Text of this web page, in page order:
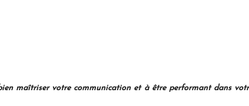
maîtriser votre communication et à être performant dans